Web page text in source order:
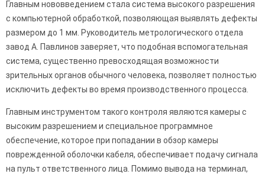
Главным нововведением стала система высокого разрешения
с компьютерной обработкой, позволяющая выявлять дефекты
размером до 1 мм. Руководитель метрологического отдела
завод А. Павлинов заверяет, что подобная вспомогательная
система, существенно превосходящая возможности
зрительных органов обычного человека, позволяет полностью
исключить дефекты во время производственного процесса.
Главным инструментом такого контроля являются камеры с
высоким разрешением и специальное программное
обеспечение, которое при попадании в обзор камеры
поврежденной оболочки кабеля, обеспечивает подачу сигнала
на пульт ответственного лица. Помимо вывода на терминал,